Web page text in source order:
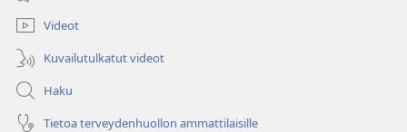
Videot
Kuvailutulkatut videot
Haku
Tietoa terveydenhuollon ammattilaisille